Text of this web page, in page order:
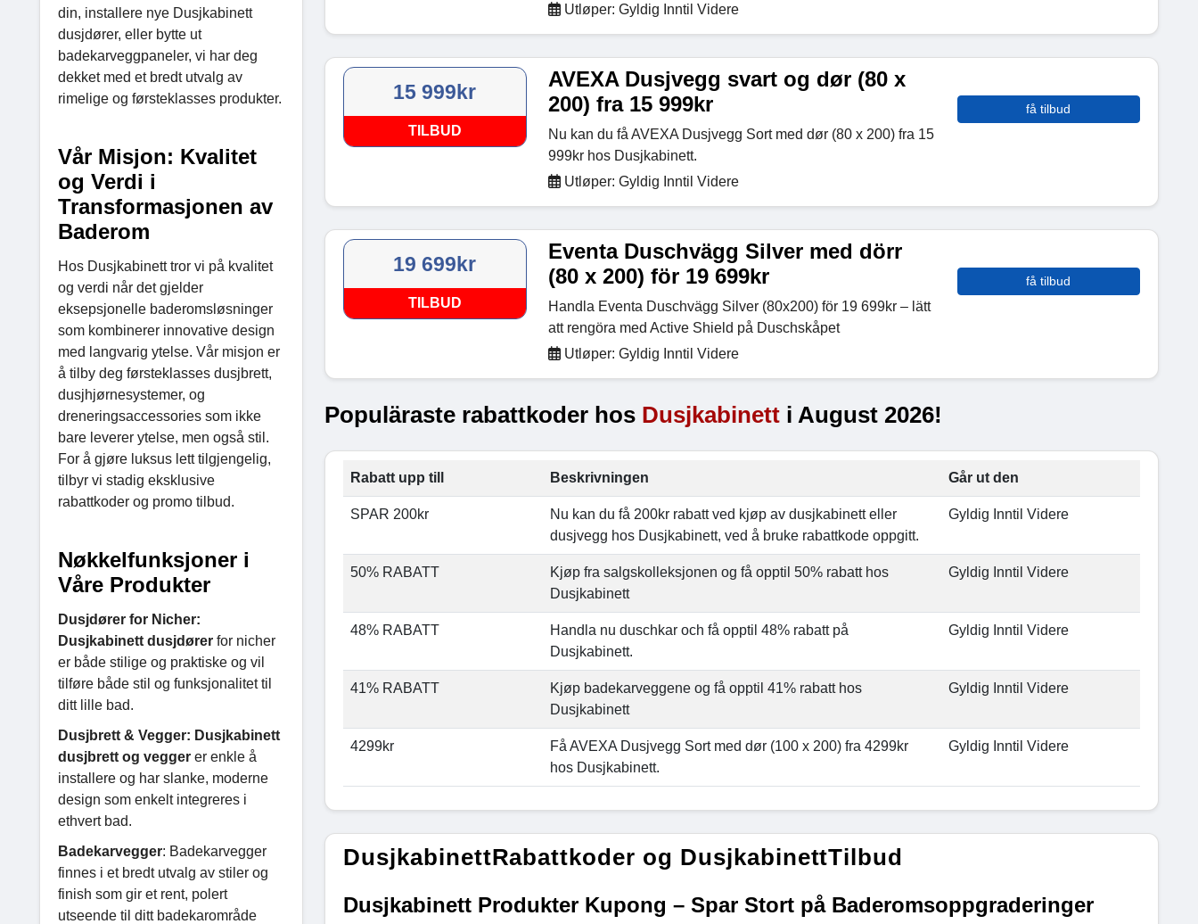
din, installere nye Dusjkabinett
dusjdører, eller bytte ut
badekarveggpaneler, vi har deg
dekket med et bredt utvalg av
rimelige og førsteklasses produkter.
Vår Misjon: Kvalitet
og Verdi i
Transformasjonen av
Baderom
Hos Dusjkabinett tror vi på kvalitet
og verdi når det gjelder
eksepsjonelle baderomsløsninger
som kombinerer innovative design
med langvarig ytelse. Vår misjon er
å tilby deg førsteklasses dusjbrett,
dusjhjørnesystemer, og
dreneringsaccessories som ikke
bare leverer ytelse, men også stil.
For å gjøre luksus lett tilgjengelig,
tilbyr vi stadig eksklusive
rabattkoder og promo tilbud.
Nøkkelfunksjoner i
Våre Produkter
Dusjdører for Nicher:
Dusjkabinett dusjdører for nicher
er både stilige og praktiske og vil
tilføre både stil og funksjonalitet til
ditt lille bad.
Dusjbrett & Vegger: Dusjkabinett
dusjbrett og vegger er enkle å
installere og har slanke, moderne
design som enkelt integreres i
ethvert bad.
Badekarvegger: Badekarvegger
finnes i et bredt utvalg av stiler og
finish som gir et rent, polert
utseende til ditt badekarområde
Utløper: Gyldig Inntil Videre
15 999kr
TILBUD
AVEXA Dusjvegg svart og dør (80 x
200) fra 15 999kr
Nu kan du få AVEXA Dusjvegg Sort med dør (80 x 200) fra 15
999kr hos Dusjkabinett.
Utløper: Gyldig Inntil Videre
få tilbud
19 699kr
TILBUD
Eventa Duschvägg Silver med dörr
(80 x 200) för 19 699kr
Handla Eventa Duschvägg Silver (80x200) för 19 699kr – lätt
att rengöra med Active Shield på Duschskåpet
Utløper: Gyldig Inntil Videre
få tilbud
Populäraste rabattkoder hos Dusjkabinett i August 2026!
Rabatt upp till Beskrivningen Går ut den
SPAR 200kr
Nu kan du få 200kr rabatt ved kjøp av dusjkabinett eller
dusjvegg hos Dusjkabinett, ved å bruke rabattkode oppgitt.
Gyldig Inntil Videre
50% RABATT
Kjøp fra salgskolleksjonen og få opptil 50% rabatt hos
Dusjkabinett
Gyldig Inntil Videre
48% RABATT
Handla nu duschkar och få opptil 48% rabatt på
Dusjkabinett.
Gyldig Inntil Videre
41% RABATT
Kjøp badekarveggene og få opptil 41% rabatt hos
Dusjkabinett
Gyldig Inntil Videre
4299kr
Få AVEXA Dusjvegg Sort med dør (100 x 200) fra 4299kr
hos Dusjkabinett.
Gyldig Inntil Videre
DusjkabinettRabattkoder og DusjkabinettTilbud
Dusjkabinett Produkter Kupong – Spar Stort på Baderomsoppgraderinger